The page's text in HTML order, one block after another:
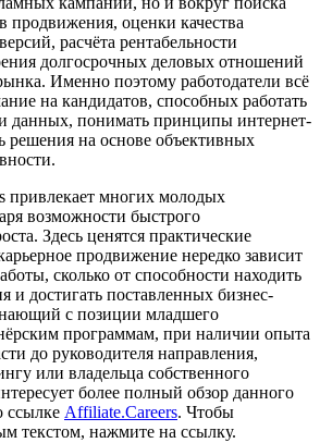
продвижения, оценки качества
расчёта рентабельности
долгосрочных деловых отношений
Именно поэтому работодатели всё
на кандидатов, способных работать
данных, понимать принципы интернет-
решения на основе объективных
привлекает многих молодых
возможности быстрого
Здесь ценятся практические
продвижение нередко зависит
сколько от способности находить
и достигать поставленных бизнес-
с позиции младшего
программам, при наличии опыта
до руководителя направления,
или владельца собственного
более полный обзор данного
ссылке Affiliate.Careers. Чтобы
текстом, нажмите на ссылку.